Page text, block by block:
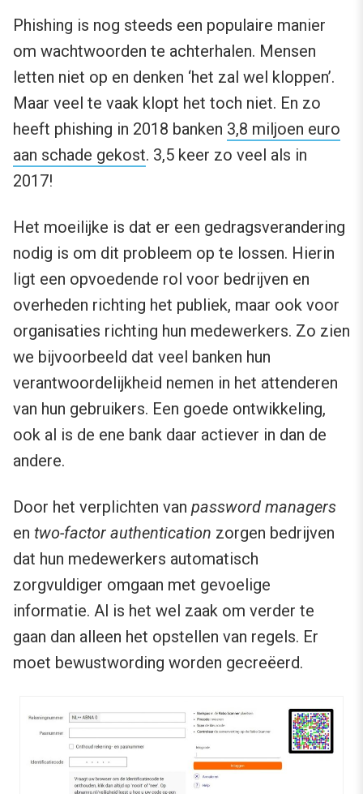
Phishing is nog steeds een populaire manier
om wachtwoorden te achterhalen. Mensen
letten niet op en denken ‘het zal wel kloppen’.
Maar veel te vaak klopt het toch niet. En zo
heeft phishing in 2018 banken 3,8 miljoen euro
aan schade gekost. 3,5 keer zo veel als in
2017!
Het moeilijke is dat er een gedragsverandering
nodig is om dit probleem op te lossen. Hierin
ligt een opvoedende rol voor bedrijven en
overheden richting het publiek, maar ook voor
organisaties richting hun medewerkers. Zo zien
we bijvoorbeeld dat veel banken hun
verantwoordelijkheid nemen in het attenderen
van hun gebruikers. Een goede ontwikkeling,
ook al is de ene bank daar actiever in dan de
andere.
Door het verplichten van password managers
en two-factor authentication zorgen bedrijven
dat hun medewerkers automatisch
zorgvuldiger omgaan met gevoelige
informatie. Al is het wel zaak om verder te
gaan dan alleen het opstellen van regels. Er
moet bewustwording worden gecreëerd.